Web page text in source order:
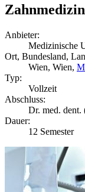
Zahnmedizin
Anbieter:
Medizinische
Ort, Bundesland,
Wien, Wien,
Typ:
Vollzeit
Abschluss:
Dr. med. dent.
Dauer:
12 Semester